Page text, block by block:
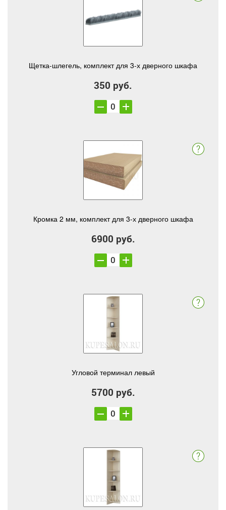
Щетка-шлегель, комплект для 3-х дверного шкафа
350 руб.
Кромка 2 мм, комплект для 3-х дверного шкафа
6900 руб.
Угловой терминал левый
5700 руб.